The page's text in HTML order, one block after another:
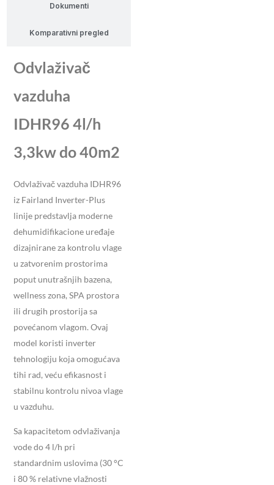
Dokumenti
Komparativni pregled
Odvlaživač
vazduha
IDHR96 4l/h
3,3kw do 40m2
Odvlaživač vazduha IDHR96
iz Fairland Inverter-Plus
linije predstavlja moderne
dehumidifikacione uređaje
dizajnirane za kontrolu vlage
u zatvorenim prostorima
poput unutrašnjih bazena,
wellness zona, SPA prostora
ili drugih prostorija sa
povećanom vlagom. Ovaj
model koristi inverter
tehnologiju koja omogućava
tihi rad, veću efikasnost i
stabilnu kontrolu nivoa vlage
u vazduhu.
Sa kapacitetom odvlaživanja
vode do 4 l/h pri
standardnim uslovima (30 °C
i 80 % relativne vlažnosti